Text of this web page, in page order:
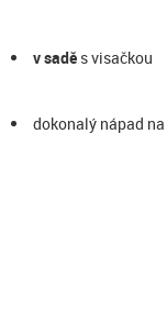
v sadě s visačkou
dokonalý nápad na